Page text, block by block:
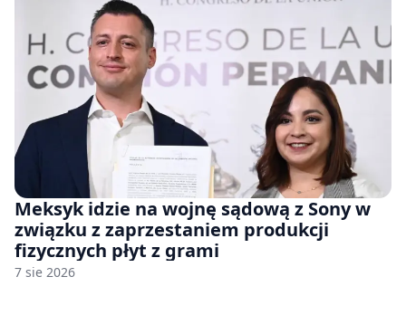
Meksyk idzie na wojnę sądową z Sony w
związku z zaprzestaniem produkcji
fizycznych płyt z grami
7 sie 2026